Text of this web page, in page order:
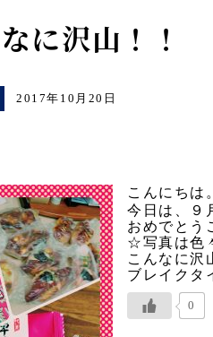
に沢山！！
2017年10月20日
こんにちは
今日は、９
おめでとう
☆写真は色
こんなに沢
ブレイクタ
0